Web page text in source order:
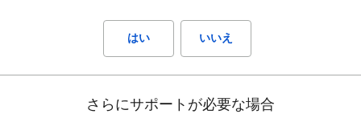
はい いいえ
さらにサポートが必要な場合